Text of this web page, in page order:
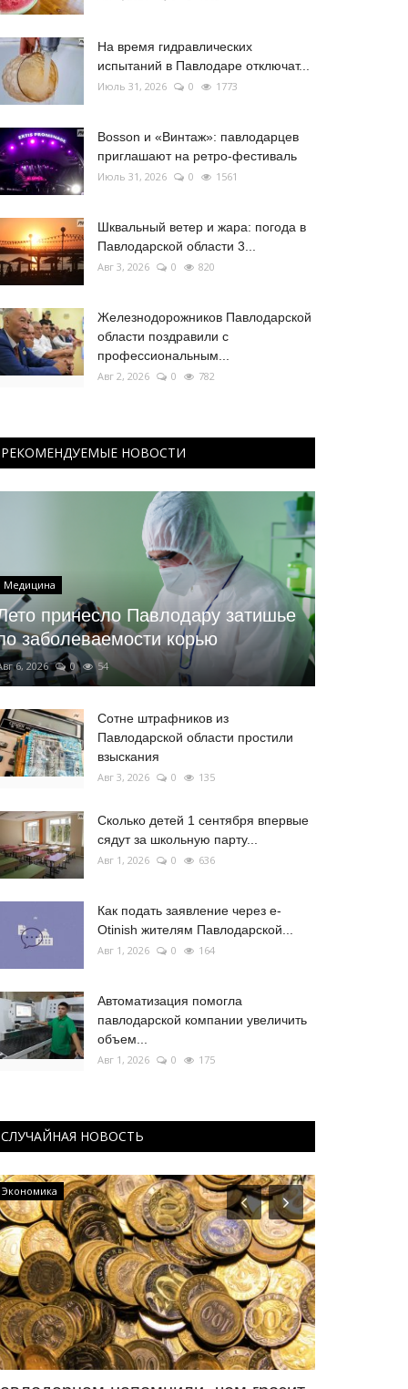
На время гидравлических
испытаний в Павлодаре отключат...
Июль 31, 2026 0 1773
Bosson и «Винтаж»: павлодарцев
приглашают на ретро-фестиваль
Июль 31, 2026 0 1561
Шквальный ветер и жара: погода в
Павлодарской области 3...
Авг 3, 2026 0 820
Железнодорожников Павлодарской
области поздравили с
профессиональным...
Авг 2, 2026 0 782
РЕКОМЕНДУЕМЫЕ НОВОСТИ
Медицина
принесло Павлодару затишье
заболеваемости корью
6, 2026 0 54
Сотне штрафников из
Павлодарской области простили
взыскания
Авг 3, 2026 0 135
Сколько детей 1 сентября впервые
сядут за школьную парту...
Авг 1, 2026 0 636
Как подать заявление через e-
Otinish жителям Павлодарской...
Авг 1, 2026 0 164
Автоматизация помогла
павлодарской компании увеличить
объем...
Авг 1, 2026 0 175
СЛУЧАЙНАЯ НОВОСТЬ
Экономика